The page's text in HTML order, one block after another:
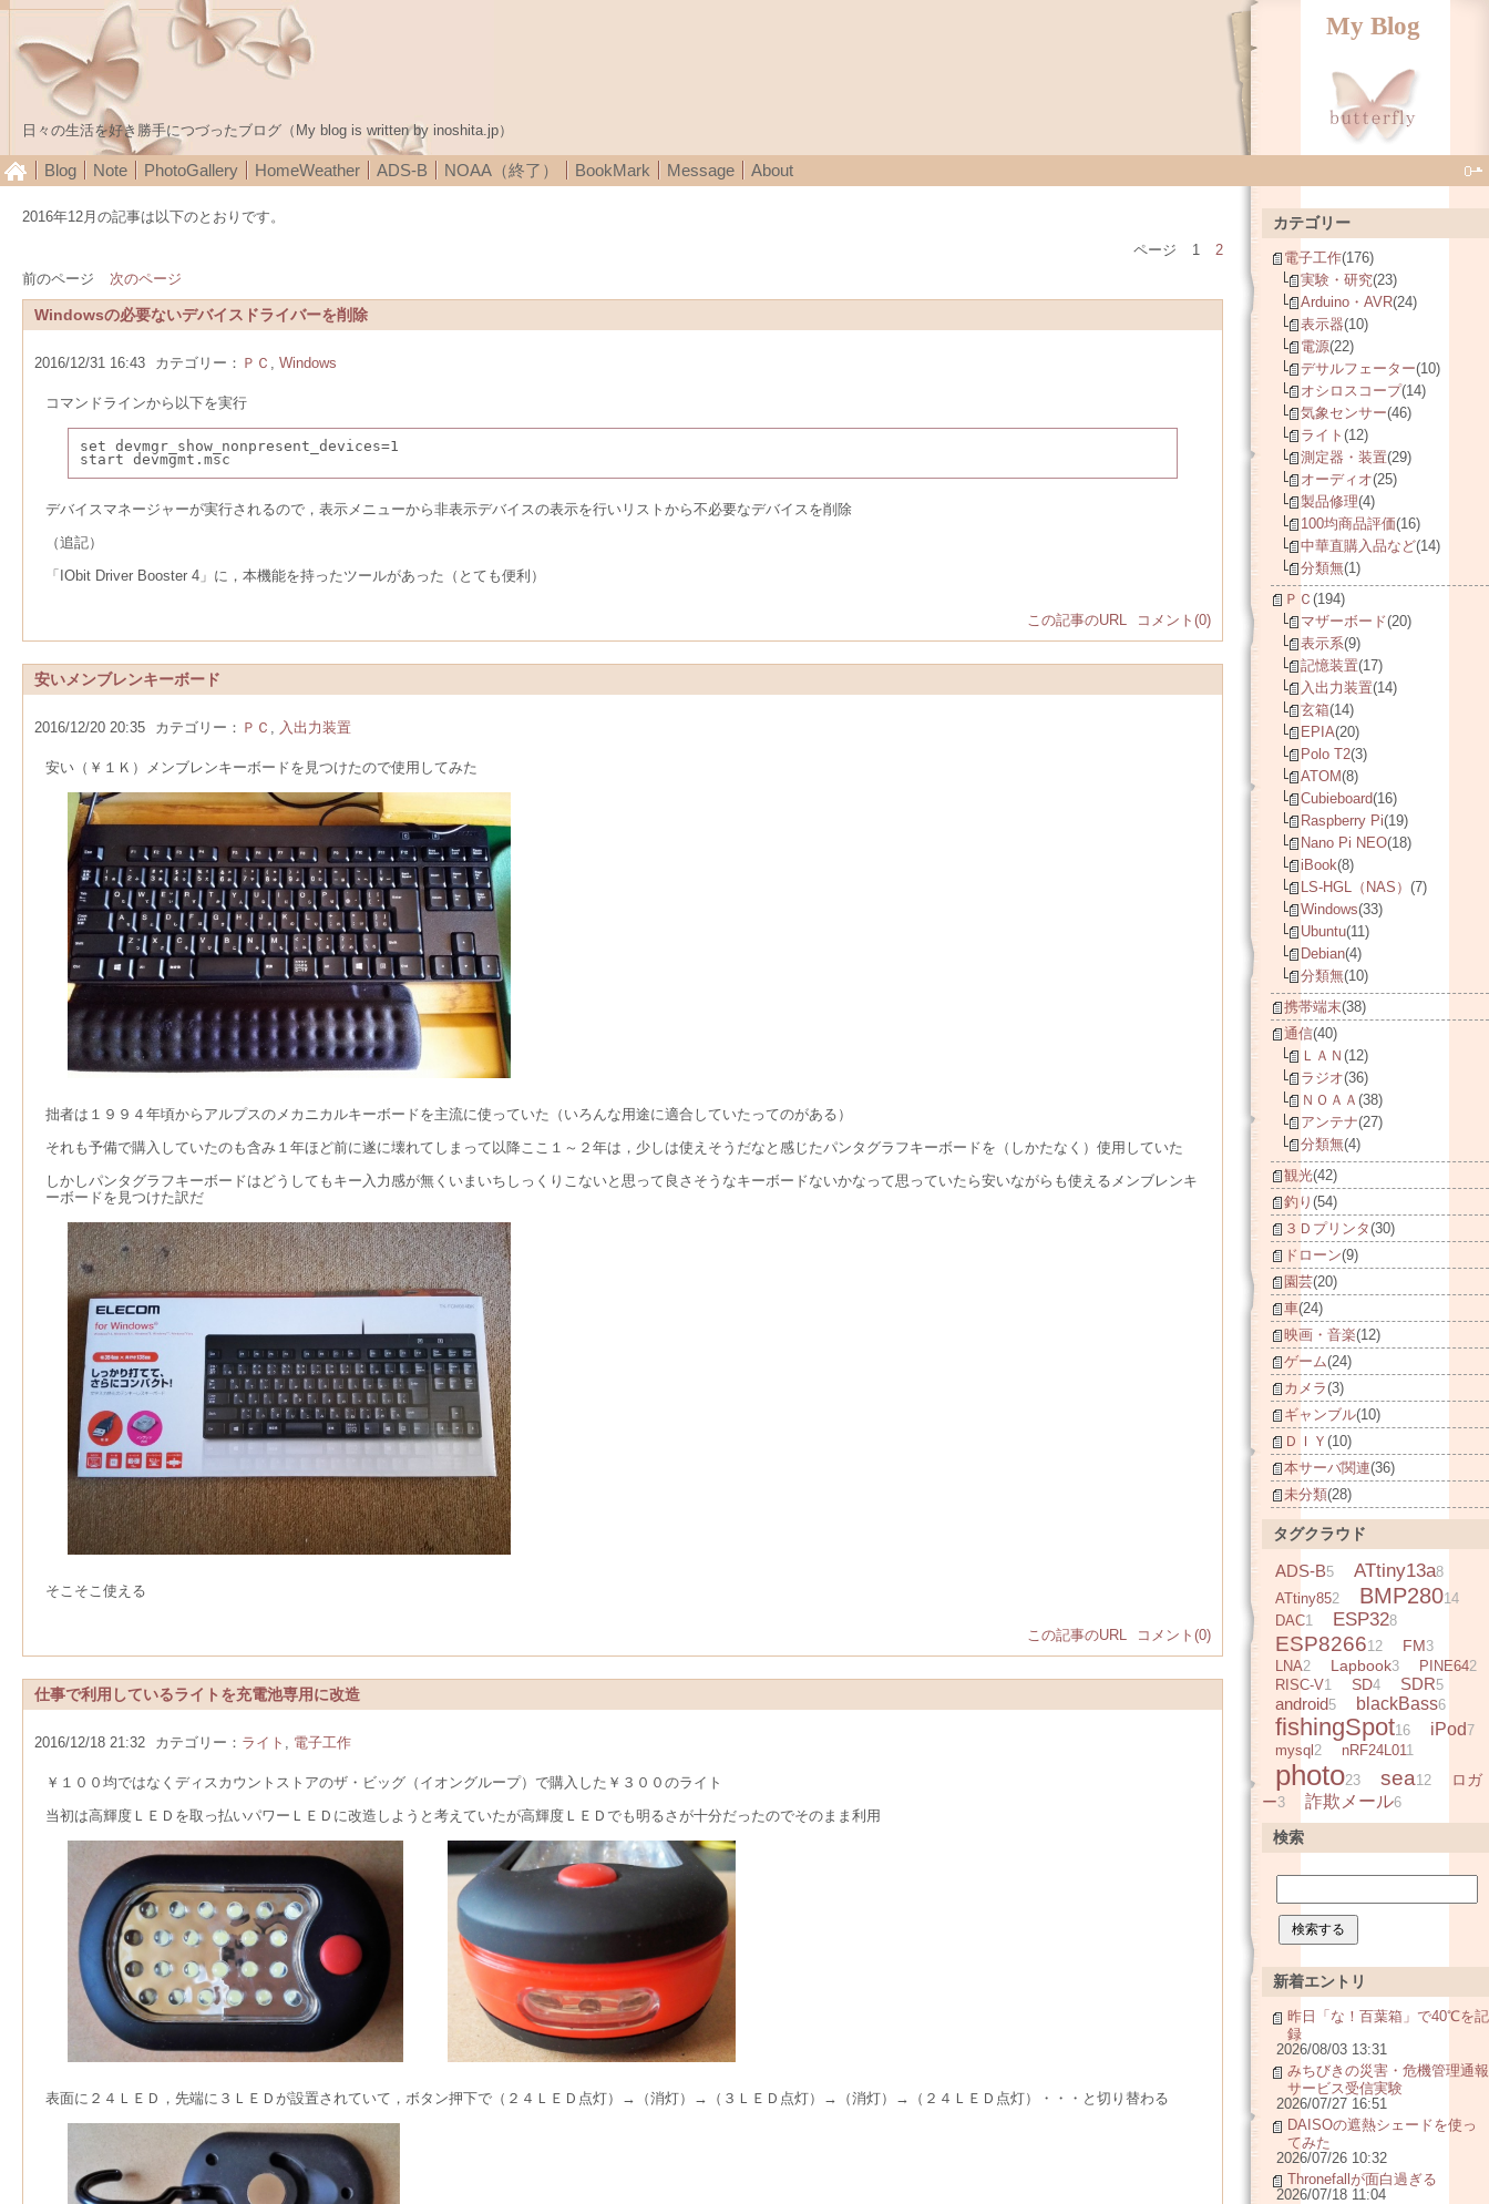
My Blog
日々の生活を好き勝手につづったブログ（My blog is written by inoshita.jp）
Blog Note PhotoGallery HomeWeather ADS-B NOAA（終了） BookMark Message About
2016年12月の記事は以下のとおりです。
ページ
1
2
前のページ
次のページ
Windowsの必要ないデバイスドライバーを削除
2016/12/31 16:43 カテゴリー： ＰＣ , Windows
コマンドラインから以下を実行
set devmgr_show_nonpresent_devices=1
start devmgmt.msc
デバイスマネージャーが実行されるので，表示メニューから非表示デバイスの表示を行いリストから不必要なデバイスを削除
（追記）
「IObit Driver Booster 4」に，本機能を持ったツールがあった（とても便利）
この記事のURL コメント(0)
安いメンブレンキーボード
2016/12/20 20:35 カテゴリー： ＰＣ , 入出力装置
安い（￥１Ｋ）メンブレンキーボードを見つけたので使用してみた
拙者は１９９４年頃からアルプスのメカニカルキーボードを主流に使っていた（いろんな用途に適合していたってのがある）
それも予備で購入していたのも含み１年ほど前に遂に壊れてしまって以降ここ１～２年は，少しは使えそうだなと感じたパンタグラフキーボードを（しかたなく）使用していた
しかしパンタグラフキーボードはどうしてもキー入力感が無くいまいちしっくりこないと思って良さそうなキーボードないかなって思っていたら安いながらも使えるメンブレンキ
ーボードを見つけた訳だ
そこそこ使える
この記事のURL コメント(0)
仕事で利用しているライトを充電池専用に改造
2016/12/18 21:32 カテゴリー： ライト , 電子工作
￥１００均ではなくディスカウントストアのザ・ビッグ（イオングループ）で購入した￥３００のライト
当初は高輝度ＬＥＤを取っ払いパワーＬＥＤに改造しようと考えていたが高輝度ＬＥＤでも明るさが十分だったのでそのまま利用
表面に２４ＬＥＤ，先端に３ＬＥＤが設置されていて，ボタン押下で（２４ＬＥＤ点灯）→（消灯）→（３ＬＥＤ点灯）→（消灯）→（２４ＬＥＤ点灯）・・・と切り替わる
カテゴリー
電子工作(176)
実験・研究(23)
Arduino・AVR(24)
表示器(10)
電源(22)
デサルフェーター(10)
オシロスコープ(14)
気象センサー(46)
ライト (12)
測定器・装置(29)
オーディオ(25)
製品修理(4)
100均商品評価(16)
中華直購入品など(14)
分類無(1)
ＰＣ (194)
マザーボード(20)
表示系(9)
記憶装置(17)
入出力装置(14)
玄箱(14)
EPIA(20)
Polo T2(3)
ATOM(8)
Cubieboard(16)
Raspberry Pi(19)
Nano Pi NEO(18)
iBook(8)
LS-HGL（NAS） (7)
Windows(33)
Ubuntu(11)
Debian(4)
分類無(10)
携帯端末(38)
通信(40)
ＬＡＮ (12)
ラジオ(36)
ＮＯＡＡ (38)
アンテナ(27)
分類無(4)
観光(42)
釣り (54)
３Ｄプリンタ(30)
ドローン(9)
園芸(20)
車(24)
映画・音楽(12)
ゲーム(24)
カメラ(3)
ギャンブル(10)
ＤＩＹ (10)
本サーバ関連(36)
未分類(28)
タグクラウド
ADS-B5 ATtiny13a8
ATtiny852 BMP28014
DAC1 ESP328
ESP826612 FM3
LNA2 Lapbook3 PINE642
RISC-V1 SD4 SDR5
android5 blackBass6
fishingSpot16 iPod7
mysql 2 nRF24L011
photo23 sea12
ロガ
ー3 詐欺メール6
検索
新着エントリ
昨日「な！百葉箱」で40℃を記
録
2026/08/03 13:31
みちびきの災害・危機管理通報
サービス受信実験
2026/07/27 16:51
DAISOの遮熱シェードを使っ
てみた
2026/07/26 10:32
Thronefallが面白過ぎる
2026/07/18 11:04